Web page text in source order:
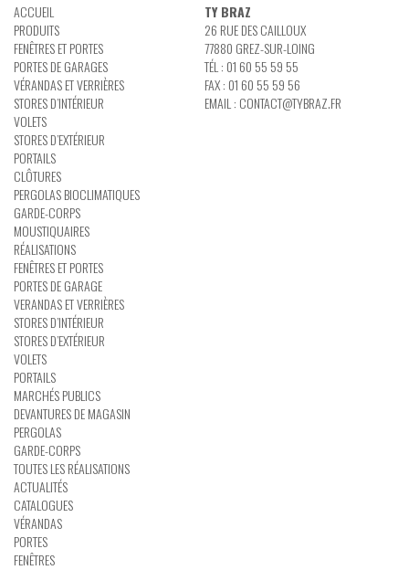
ACCUEIL
PRODUITS
FENÊTRES ET PORTES
PORTES DE GARAGES
VÉRANDAS ET VERRIÈRES
STORES D’INTÉRIEUR
VOLETS
STORES D’EXTÉRIEUR
PORTAILS
CLÔTURES
PERGOLAS BIOCLIMATIQUES
GARDE-CORPS
MOUSTIQUAIRES
RÉALISATIONS
FENÊTRES ET PORTES
PORTES DE GARAGE
VERANDAS ET VERRIÈRES
STORES D’INTÉRIEUR
STORES D’EXTÉRIEUR
VOLETS
PORTAILS
MARCHÉS PUBLICS
DEVANTURES DE MAGASIN
PERGOLAS
GARDE-CORPS
TOUTES LES RÉALISATIONS
ACTUALITÉS
CATALOGUES
VÉRANDAS
PORTES
FENÊTRES
TY BRAZ
26 RUE DES CAILLOUX
77880 GREZ-SUR-LOING
TÉL : 01 60 55 59 55
FAX : 01 60 55 59 56
EMAIL : CONTACT@TYBRAZ.FR